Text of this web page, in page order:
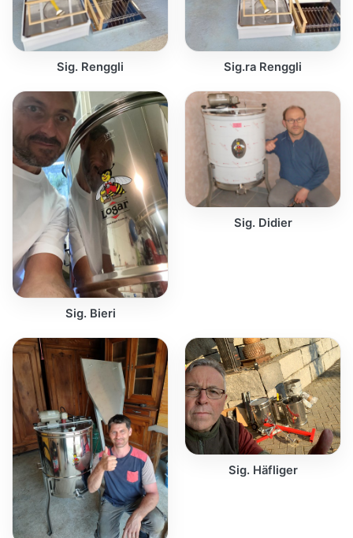
Sig. Renggli Sig.ra Renggli
Sig. Bieri
Sig. Didier
Sig. Häfliger